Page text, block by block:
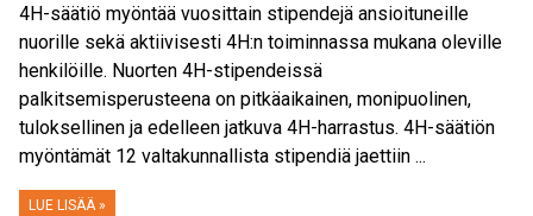
4H-säätiö myöntää vuosittain stipendejä ansioituneille
nuorille sekä aktiivisesti 4H:n toiminnassa mukana oleville
henkilöille. Nuorten 4H-stipendeissä
palkitsemisperusteena on pitkäaikainen, monipuolinen,
tuloksellinen ja edelleen jatkuva 4H-harrastus. 4H-säätiön
myöntämät 12 valtakunnallista stipendiä jaettiin ...
LUE LISÄÄ »